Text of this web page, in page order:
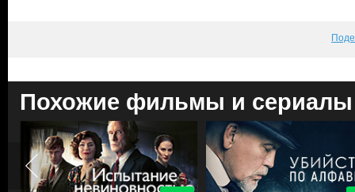
Похожие фильмы и сериалы